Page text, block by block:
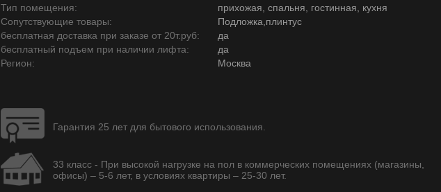
Тип помещения:
прихожая, спальня, гостинная, кухня
Сопутствующие товары:
Подложка,плинтус
бесплатная доставка при заказе от 20т.руб:
да
бесплатный подъем при наличии лифта:
да
Регион:
Москва
Гарантия 25 лет для бытового использования.
33 класс - При высокой нагрузке на пол в коммерческих помещениях (магазины,
офисы) – 5-6 лет, в условиях квартиры – 25-30 лет.